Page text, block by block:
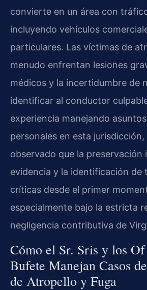
convierte en un área con
incluyendo vehículos
particulares. Las víctimas de
menudo enfrentan lesiones
médicos y la incertidumbre de
identificar al conductor
experiencia manejando
personales en esta jurisdicción,
observado que la preservación
evidencia y la identificación de
críticas desde el primer
especialmente bajo la estricta
negligencia contributiva de
Cómo el Sr. Sris y los
Bufete Manejan Casos
de Atropello y Fuga